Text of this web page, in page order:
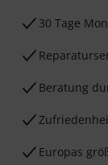
30 Tage
Beratung
Europas